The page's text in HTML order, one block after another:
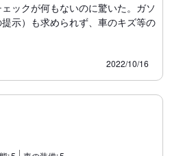
ックが何もないのに驚いた。ガソ
示）も求められず、車のキズ等の
2022/10/16